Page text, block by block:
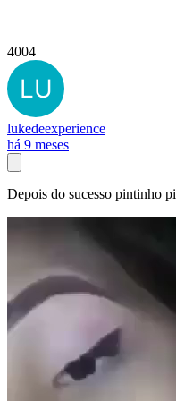
4004
lukedeexperience
há 9 meses
Depois do sucesso pintinho